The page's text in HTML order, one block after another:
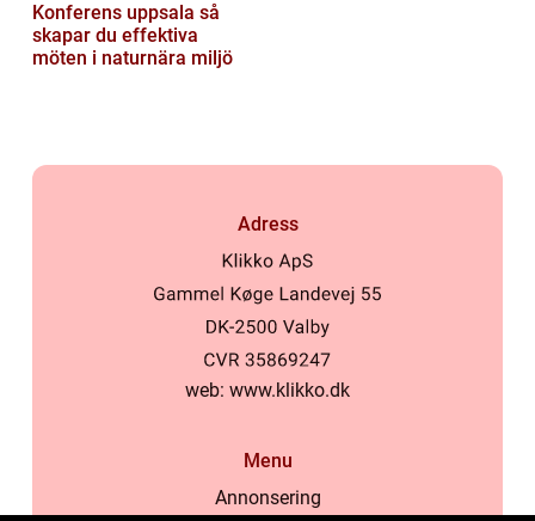
Konferens uppsala så
skapar du effektiva
möten i naturnära miljö
Adress
web: www.klikko.dk
Menu
Annonsering